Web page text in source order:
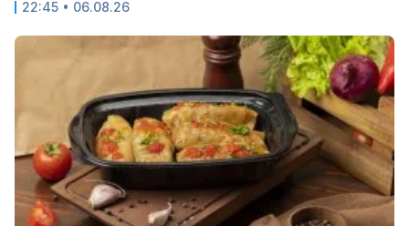
22:45 • 06.08.26